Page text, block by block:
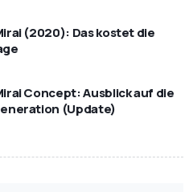
(2020): Das kostet die
Concept: Ausblick auf die
(Update)